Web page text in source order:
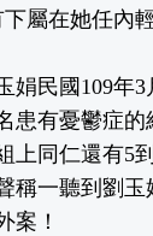
屬在她任內輕
娟民國109年3
患有憂鬱症的
上同仁還有5
稱一聽到劉
案！